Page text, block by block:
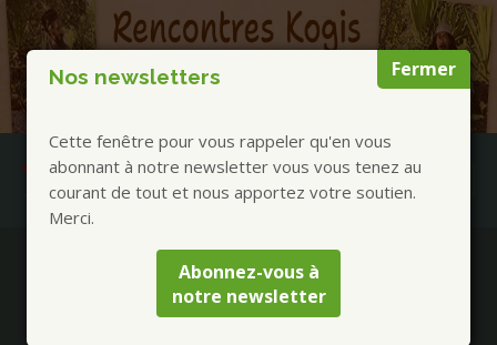
Fermer
Nos newsletters
Cette fenêtre pour vous rappeler qu'en vous
abonnant à notre newsletter vous vous tenez au
courant de tout et nous apportez votre soutien.
Merci.
Abonnez-vous à
notre newsletter
Publications à la Une !
Voyage solidaire au Cambodge – Janvier 2027